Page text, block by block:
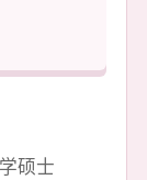
硕士